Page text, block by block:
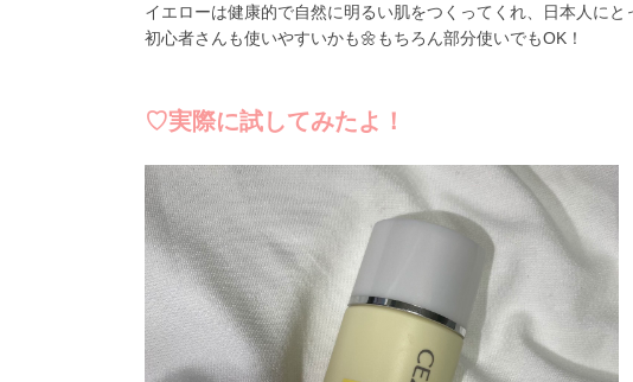
イエローは健康的で自然に明るい肌をつくってくれ、日本人にと
初心者さんも使いやすいかも🌼もちろん部分使いでもOK！
♡実際に試してみたよ！